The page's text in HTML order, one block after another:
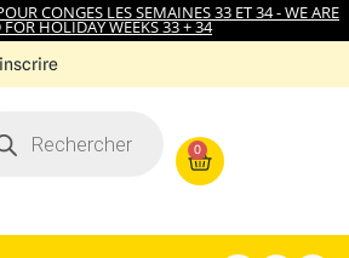
CONGES LES SEMAINES 33 ET 34 - WE ARE
FOR HOLIDAY WEEKS 33 + 34
0